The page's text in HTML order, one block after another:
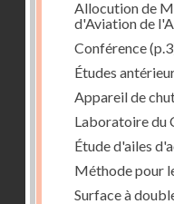
Allocution de
d'Aviation de
Conférence
Études
Appareil de
Laboratoire du
Étude d'ailes
Méthode pour
Surface à